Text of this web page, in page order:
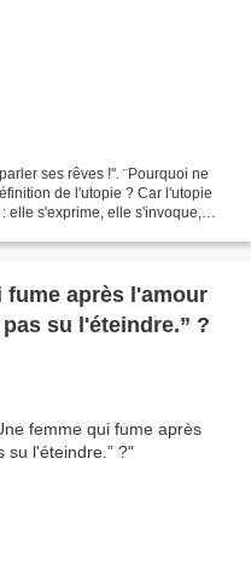
ses rêves !". ¨Pourquoi ne
de l'utopie ? Car l'utopie
elle s'exprime, elle s'invoque,
fume après l'amour
su l'éteindre.” ?